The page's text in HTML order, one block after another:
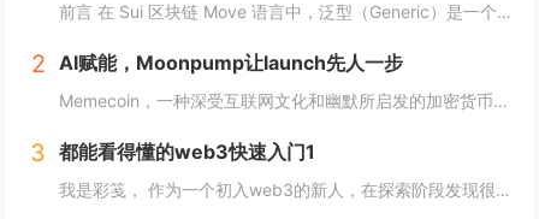
前言 在 Sui 区块链 Move 语言中，泛型（Generic）是一个强大的工具，它允许开发者在编写代码时进行类型或属性的抽象替代。这种抽象极大地提高了代码的灵活性，减少了重复逻辑，并提升了代码的可扩展性。本文将深入探讨 Move 中的...
2 AI赋能，Moonpump让launch先人一步
Memecoin，一种深受互联网文化和幽默所启发的加密货币，近段时间在加密市场中掀起了"meme热“。 只需在社交网络上稍微浏览，就会发现各种meme（迷因），让整个页面变得活泼有趣。这些迷因通过嘲讽和揶揄的方式，轻松地对一些严肃话题进行调...
3 都能看得懂的web3快速入门1
我是彩笺， 作为一个初入web3的新人，在探索阶段发现很多概念、工具都需要花费一定的时间和精力，才能了解到其在web3中所代表的含义。 概念上；像是去中心化、区块链、智能合约... 工具上：钱包、私钥、跨链桥... 在看到web3相...